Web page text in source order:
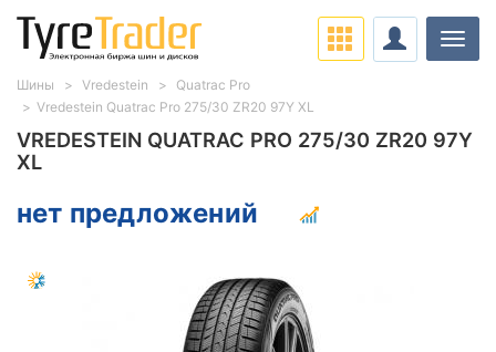
VREDESTEIN QUATRAC PRO 275/30 ZR20 97Y
XL
нет предложений
Шины Vredestein
Quatrac Pro
Vredestein Quatrac Pro 275/30 ZR20 97Y XL